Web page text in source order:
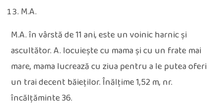
M.A.
M.A. în vârstă de 11 ani, este un voinic harnic și
ascultător. A. locuiește cu mama și cu un frate mai
mare, mama lucrează cu ziua pentru a le putea oferi
un trai decent băieților. Înălțime 1,52 m, nr.
încălțăminte 36.